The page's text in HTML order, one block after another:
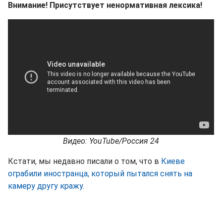
Внимание! Присутствует ненормативная лексика!
Видео: YouTube/Россия 24
Кстати, мы недавно писали о том, что в Киеве
ограбили иностранца, который пытался снять на
камеру другу кражу.